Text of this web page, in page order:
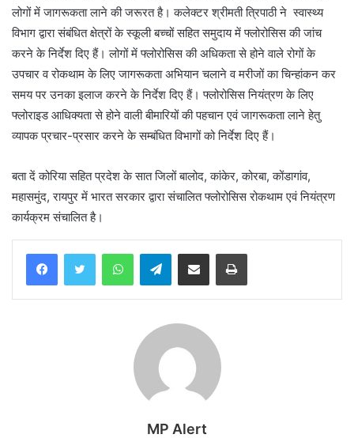
लोगों में जागरूकता लाने की जरूरत है। कलेक्टर श्रीमती त्रिपाठी ने स्वास्थ्य
विभाग द्वारा संबंधित क्षेत्रों के स्कूली बच्चों सहित समुदाय में फ्लोरोसिस की जांच
करने के निर्देश दिए हैं। लोगों में फ्लोरोसिस की अधिकता से होने वाले रोगों के
उपचार व रोकथाम के लिए जागरूकता अभियान चलाने व मरीजों का चिन्हांकन कर
समय पर उनका इलाज करने के निर्देश दिए हैं। फ्लोरोसिस नियंत्रण के लिए
फ्लोराइड आधिक्यता से होने वाली बीमारियों की पहचान एवं जागरूकता लाने हेतु
व्यापक प्रचार-प्रसार करने के सम्बंधित विभागों को निर्देश दिए हैं।
बता दें कोरिया सहित प्रदेश के सात जिलों बालोद, कांकेर, कोरबा, कोंडागांव,
महासमुंद, रायपुर में भारत सरकार द्वारा संचालित फ्लोरोसिस रोकथाम एवं नियंत्रण
कार्यक्रम संचालित है।
WhatsAppTelegramShare via Email Print
MP Alert